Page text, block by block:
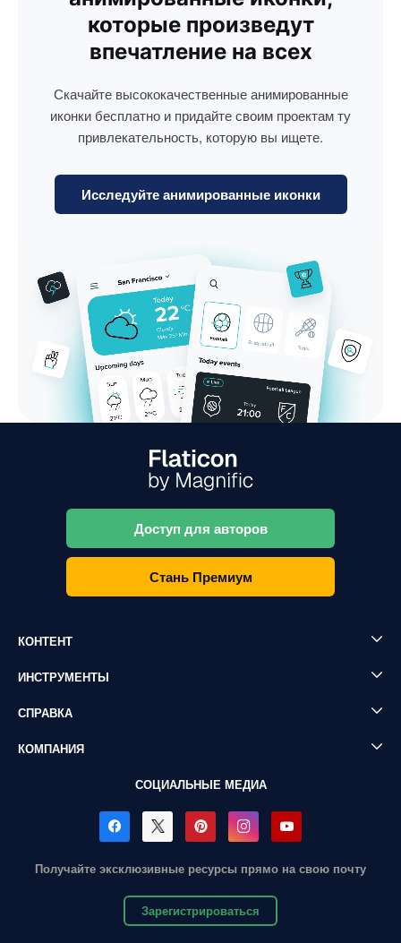
которые произведут
впечатление на всех
Скачайте высококачественные анимированные
иконки бесплатно и придайте своим проектам ту
привлекательность, которую вы ищете.
Исследуйте анимированные иконки
Доступ для авторов
Стань Премиум
КОНТЕНТ
ИНСТРУМЕНТЫ
СПРАВКА
КОМПАНИЯ
СОЦИАЛЬНЫЕ МЕДИА
Получайте эксклюзивные ресурсы прямо на свою почту
Зарегистрироваться